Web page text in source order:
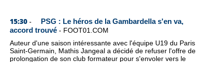
15:30 -
PSG : Le héros de la Gambardella s'en va,
accord trouvé - FOOT01.COM
Auteur d'une saison intéressante avec l'équipe U19 du Paris
Saint-Germain, Mathis Jangeal a décidé de refuser l'offre de
prolongation de son club formateur pour s'envoler vers le